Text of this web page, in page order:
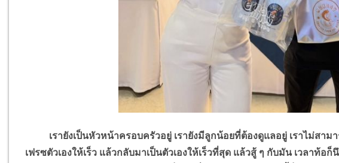
เรายังเป็นหัวหน้าครอบครัวอยู่ เรายังมีลูกน้อยที่ต้องดูแลอยู่ เราไม่สาม
เฟรซตัวเองให้เร็ว แล้วกลับมาเป็นตัวเองให้เร็วที่สุด แล้วสู้ ๆ กับมัน เวลาท้